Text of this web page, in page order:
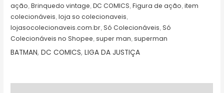
ação, Brinquedo vintage, DC COMICS, Figura de ação,item
colecionáveis, loja so colecionaveis,
lojasocolecionaveis.com.br,Só Colecionáveis,Só
Colecionáveis no Shopee,super man,superman
BATMAN,DC COMICS,LIGA DA JUSTIÇA